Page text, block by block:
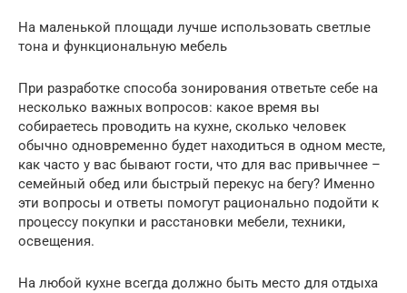
На маленькой площади лучше использовать светлые
тона и функциональную мебель
При разработке способа зонирования ответьте себе на
несколько важных вопросов: какое время вы
собираетесь проводить на кухне, сколько человек
обычно одновременно будет находиться в одном месте,
как часто у вас бывают гости, что для вас привычнее –
семейный обед или быстрый перекус на бегу? Именно
эти вопросы и ответы помогут рационально подойти к
процессу покупки и расстановки мебели, техники,
освещения.
На любой кухне всегда должно быть место для отдыха